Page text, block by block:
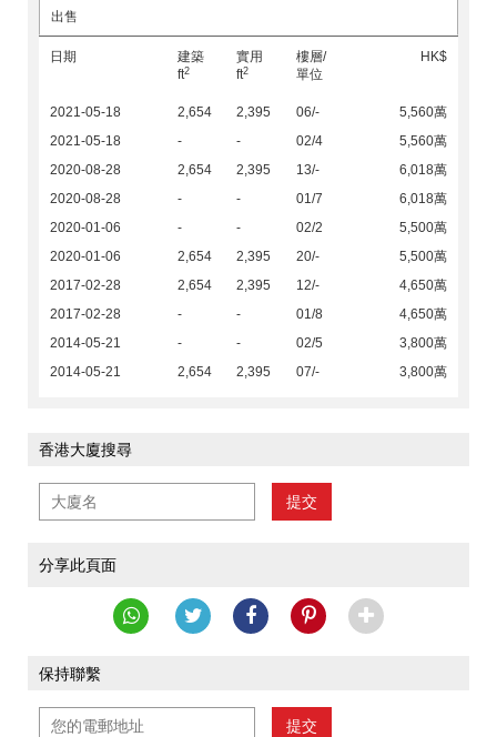
出售
日期
建築
ft2
實用
ft2
樓層/
單位
HK$
2021-05-18 2,654 2,395 06/-
5,560萬
2021-05-18
- - 02/4
5,560萬
2020-08-28
2,654 2,395 13/-
6,018萬
2020-08-28
- - 01/7
6,018萬
2020-01-06
- - 02/2
5,500萬
2020-01-06
2,654 2,395 20/-
5,500萬
2017-02-28
2,654 2,395 12/-
4,650萬
2017-02-28
- - 01/8
4,650萬
2014-05-21
- - 02/5
3,800萬
2014-05-21
2,654 2,395 07/- 3,800萬
香港大廈搜尋
提交
分享此頁面
保持聯繫
提交